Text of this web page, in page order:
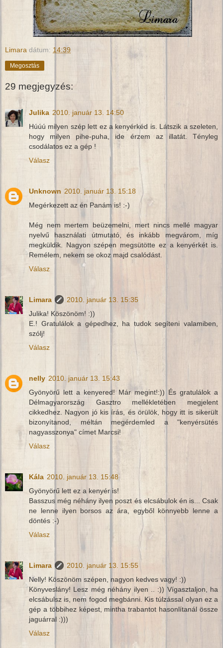
Limara dátum: 14:39
Megosztás
29 megjegyzés:
Julika 2010. január 13. 14:50
Húúú milyen szép lett ez a kenyérkéd is. Látszik a szeleten,
hogy milyen pihe-puha, ide érzem az illatát. Tényleg
csodálatos ez a gép !
Válasz
Unknown 2010. január 13. 15:18
Megérkezett az én Panám is! :-)
Még nem mertem beüzemelni, mert nincs mellé magyar
nyelvű használati útmutató, és inkább megvárom, míg
megküldik. Nagyon szépen megsütötte ez a kenyérkét is.
Remélem, nekem se okoz majd csalódást.
Válasz
Limara
2010. január 13. 15:35
Julika! Köszönöm! :))
E.! Gratulálok a gépedhez, ha tudok segíteni valamiben,
szólj!
Válasz
nelly 2010. január 13. 15:43
Gyönyörű lett a kenyered! Már megint!:)) És gratulálok a
Délmagyarország Gasztro mellékletében megjelent
cikkedhez. Nagyon jó kis írás, és örülök, hogy itt is sikerült
bizonyítanod, méltán megérdemled a "kenyérsütés
nagyasszonya" címet Marcsi!
Válasz
Kála 2010. január 13. 15:48
Gyönyörű lett ez a kenyér is!
Basszus még néhány ilyen poszt és elcsábulok én is... Csak
ne lenne ilyen borsos az ára, egyből könnyebb lenne a
döntés :-)
Válasz
Limara
2010. január 13. 15:55
Nelly! Köszönöm szépen, nagyon kedves vagy! :))
Könyveslány! Lesz még néhány ilyen .. :)) Vígasztaljon, ha
elcsábulsz is, nem fogod megbánni. Kis túlzással olyan ez a
gép a többihez képest, mintha trabantot hasonlítanál össze
jaguárral :)))
Válasz